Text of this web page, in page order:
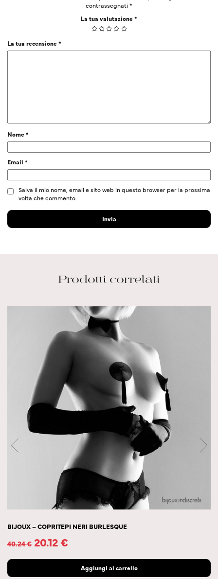
contrassegnati*
La tua valutazione*
La tua recensione*
Nome*
Email *
Salva il mio nome, email e sito web in questo browser per la prossima
volta che commento.
Prodotti correlati
BIJOUX – COPRITEPI NERI BURLESQUE
40.24€ 20.12€
Aggiungi al carrello